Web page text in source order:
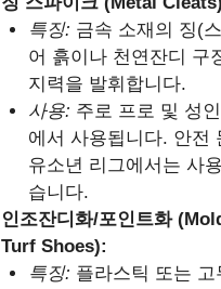
특징: 금속 소재의 징(
어 흙이나 천연잔디 구
지력을 발휘합니다.
사용: 주로 프로 및 성
에서 사용됩니다. 안전
유소년 리그에서는 사
습니다.
인조잔디화/포인트화
Turf Shoes):
특징: 플라스틱 또는